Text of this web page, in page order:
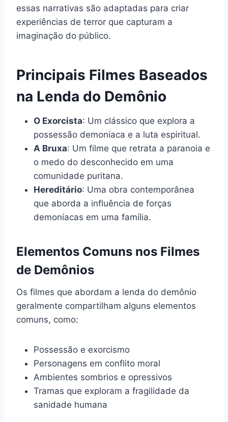
essas narrativas são adaptadas para criar
experiências de terror que capturam a
imaginação do público.
Principais Filmes Baseados
na Lenda do Demônio
O Exorcista: Um clássico que explora a
possessão demoníaca e a luta espiritual.
A Bruxa: Um filme que retrata a paranoia e
o medo do desconhecido em uma
comunidade puritana.
Hereditário: Uma obra contemporânea
que aborda a influência de forças
demoníacas em uma família.
Elementos Comuns nos Filmes
de Demônios
Os filmes que abordam a lenda do demônio
geralmente compartilham alguns elementos
comuns, como:
Possessão e exorcismo
Personagens em conflito moral
Ambientes sombrios e opressivos
Tramas que exploram a fragilidade da
sanidade humana